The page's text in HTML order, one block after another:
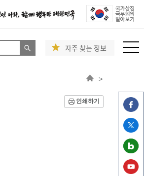
자주 찾는 정보
>
인쇄하기